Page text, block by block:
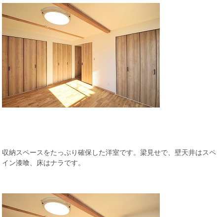
収納スペースをたっぷり確保した洋室です。梁見せで、壁天井はスペ
イン漆喰、床はナラです。